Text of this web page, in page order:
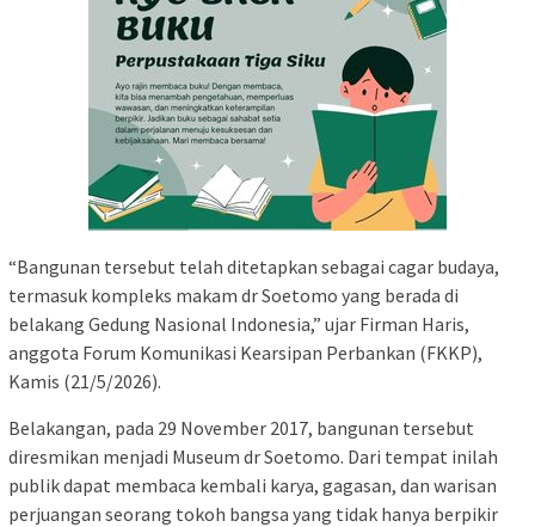
“Bangunan tersebut telah ditetapkan sebagai cagar budaya,
termasuk kompleks makam dr Soetomo yang berada di
belakang Gedung Nasional Indonesia,” ujar Firman Haris,
anggota Forum Komunikasi Kearsipan Perbankan (FKKP),
Kamis (21/5/2026).
Belakangan, pada 29 November 2017, bangunan tersebut
diresmikan menjadi Museum dr Soetomo. Dari tempat inilah
publik dapat membaca kembali karya, gagasan, dan warisan
perjuangan seorang tokoh bangsa yang tidak hanya berpikir